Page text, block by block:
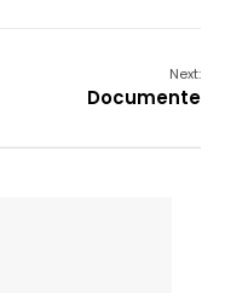
Next:
Documente